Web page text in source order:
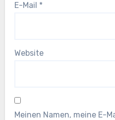
E-Mail *
Website
Meinen Namen, meine E-